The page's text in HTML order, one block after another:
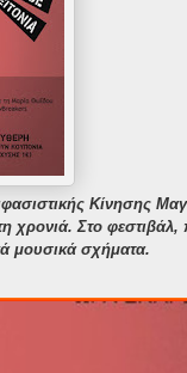
Κίνησης
Στο φεστιβάλ,
μουσικά σχήματα.